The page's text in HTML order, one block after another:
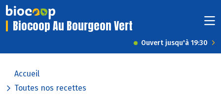
Biocoop Au Bourgeon Vert
Ouvert jusqu'à 19:30
Accueil
Toutes nos recettes